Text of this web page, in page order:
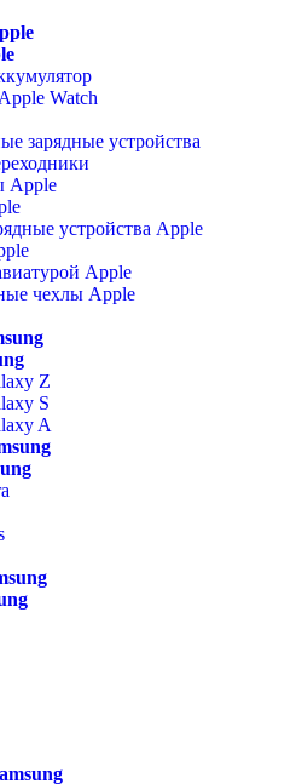
Watch
зарядные устройства
Apple
устройства Apple
Apple
чехлы Apple
Z
S
A